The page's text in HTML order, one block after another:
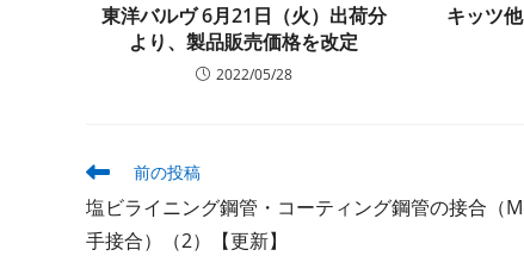
東洋バルヴ 6月21日（火）出荷分
より、製品販売価格を改定
2022/05/28
キッツ
そ
の
他
の
前の投稿
塩ビライニング鋼管・コーティング鋼管の接合（
手接合）（2）【更新】